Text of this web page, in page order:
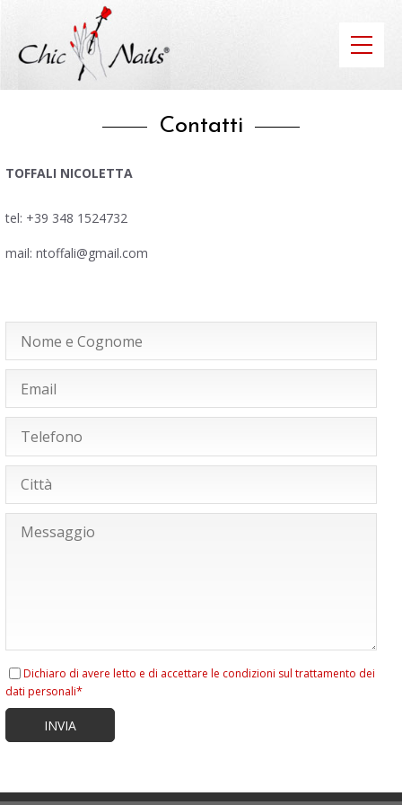
Contatti
TOFFALI NICOLETTA
tel: +39 348 1524732
mail: ntoffali@gmail.com
Dichiaro di avere letto e di accettare le condizioni sul trattamento dei
dati personali